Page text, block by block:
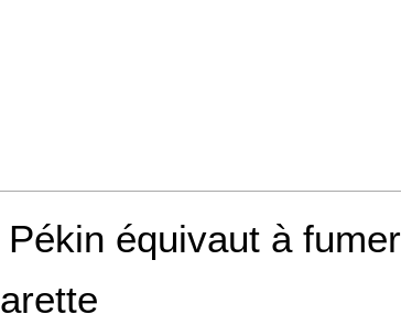
équivaut à fumer